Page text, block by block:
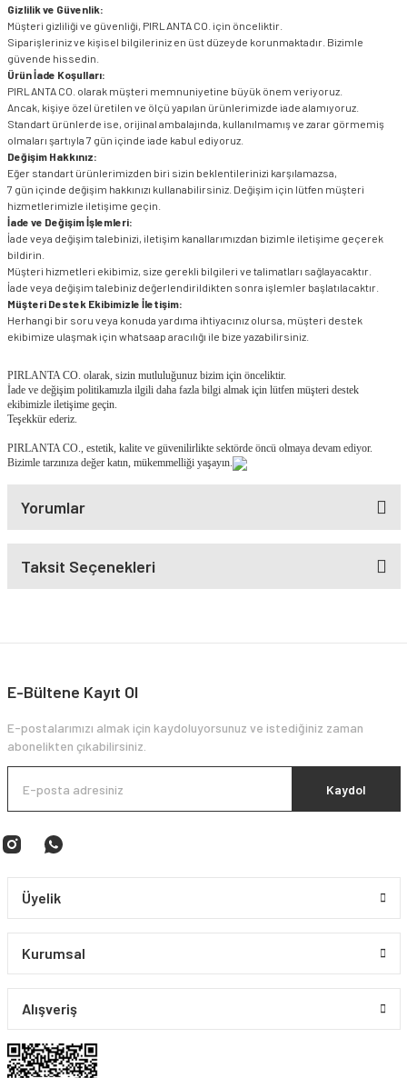
Gizlilik ve Güvenlik:
Müşteri gizliliği ve güvenliği, PIRLANTA CO. için önceliktir.
Siparişleriniz ve kişisel bilgileriniz en üst düzeyde korunmaktadır. Bizimle
güvende hissedin.
Ürün İade Koşulları:
PIRLANTA CO. olarak müşteri memnuniyetine büyük önem veriyoruz.
Ancak, kişiye özel üretilen ve ölçü yapılan ürünlerimizde iade alamıyoruz.
Standart ürünlerde ise, orijinal ambalajında, kullanılmamış ve zarar görmemiş
olmaları şartıyla 7 gün içinde iade kabul ediyoruz.
Değişim Hakkınız:
Eğer standart ürünlerimizden biri sizin beklentilerinizi karşılamazsa,
7 gün içinde değişim hakkınızı kullanabilirsiniz. Değişim için lütfen müşteri
hizmetlerimizle iletişime geçin.
İade ve Değişim İşlemleri:
İade veya değişim talebinizi, iletişim kanallarımızdan bizimle iletişime geçerek
bildirin.
Müşteri hizmetleri ekibimiz, size gerekli bilgileri ve talimatları sağlayacaktır.
İade veya değişim talebiniz değerlendirildikten sonra işlemler başlatılacaktır.
Müşteri Destek Ekibimizle İletişim:
Herhangi bir soru veya konuda yardıma ihtiyacınız olursa, müşteri destek
ekibimize ulaşmak için whatsaap aracılığı ile bize yazabilirsiniz.
PIRLANTA CO. olarak, sizin mutluluğunuz bizim için önceliktir.
İade ve değişim politikamızla ilgili daha fazla bilgi almak için lütfen müşteri destek
ekibimizle iletişime geçin.
Teşekkür ederiz.
PIRLANTA CO., estetik, kalite ve güvenilirlikte sektörde öncü olmaya devam ediyor.
Bizimle tarzınıza değer katın, mükemmelliği yaşayın.
Yorumlar
Taksit Seçenekleri
E-Bültene Kayıt Ol
E-postalarımızı almak için kaydoluyorsunuz ve istediğiniz zaman
abonelikten çıkabilirsiniz.
Kaydol
Üyelik
Kurumsal
Alışveriş